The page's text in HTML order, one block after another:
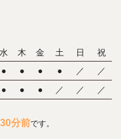
水 木 金 土 日
祝
● ● ● ● ／
／
● ● ● ／ ／ ／
30分前です。